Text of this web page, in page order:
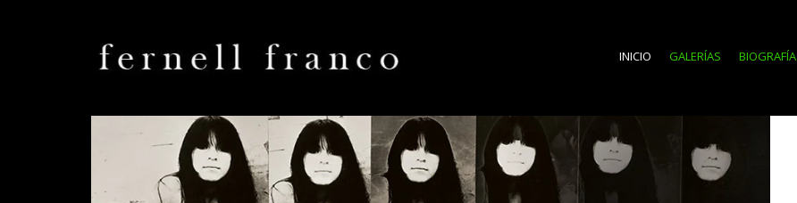
INICIO GALERÍAS BIOGRAFÍA